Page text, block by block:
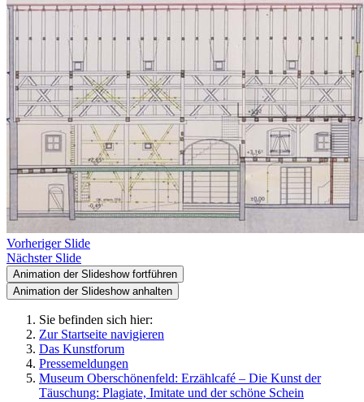
Vorheriger Slide
Nächster Slide
Animation der Slideshow fortführen
Animation der Slideshow anhalten
Sie befinden sich hier:
Zur Startseite navigieren
Das Kunstforum
Pressemeldungen
Museum Oberschönenfeld: Erzählcafé – Die Kunst der
Täuschung: Plagiate, Imitate und der schöne Schein